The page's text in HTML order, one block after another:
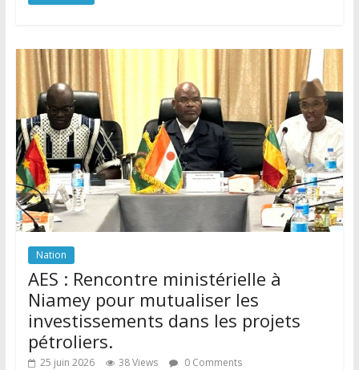
Nation
AES : Rencontre ministérielle à
Niamey pour mutualiser les
investissements dans les projets
pétroliers.
25 juin 2026 38 Views 0 Comments